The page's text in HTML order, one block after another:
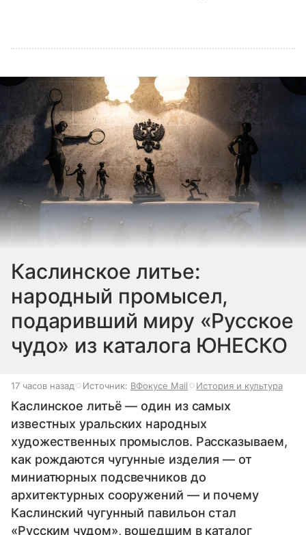
Каслинское литье:
народный промысел,
подаривший миру «Русское
чудо» из каталога ЮНЕСКО
17 часов назад Источник: ВФокусе Mail История и культура
Каслинское литьё — один из самых
известных уральских народных
художественных промыслов. Рассказываем,
как рождаются чугунные изделия — от
миниатюрных подсвечников до
архитектурных сооружений — и почему
Каслинский чугунный павильон стал
«Русским чудом», вошедшим в каталог